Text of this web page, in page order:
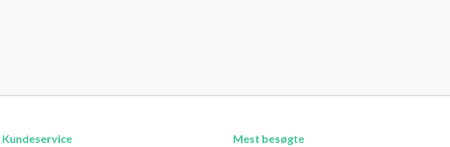
Kundeservice
Mest besøgte